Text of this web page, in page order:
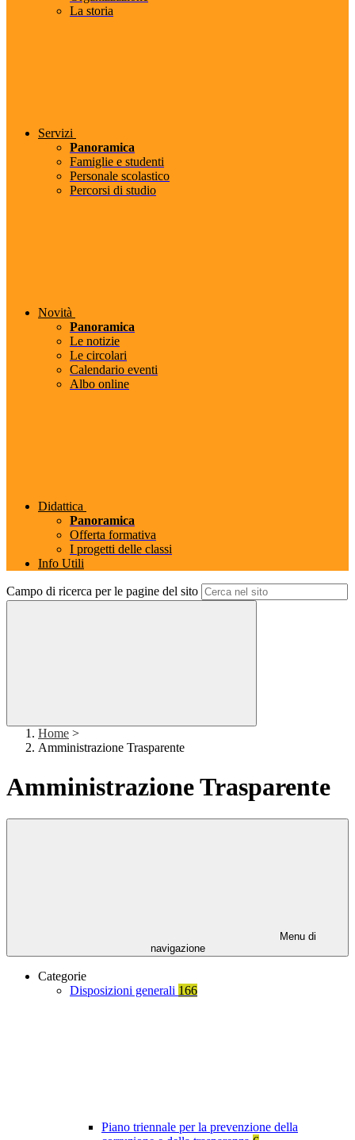
La storia
Servizi
Panoramica
Famiglie e studenti
Personale scolastico
Percorsi di studio
Novità
Panoramica
Le notizie
Le circolari
Calendario eventi
Albo online
Didattica
Panoramica
Offerta formativa
I progetti delle classi
Info Utili
Campo di ricerca per le pagine del sito
Home >
Amministrazione Trasparente
Amministrazione Trasparente
Menu di
navigazione
Categorie
Disposizioni generali 166
Piano triennale per la prevenzione della